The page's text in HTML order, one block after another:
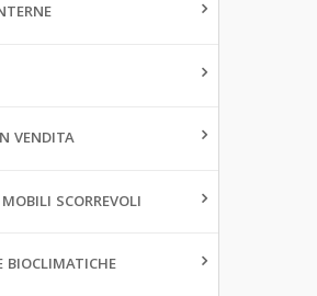
VENDITA
SCORREVOLI
BIOCLIMATICHE